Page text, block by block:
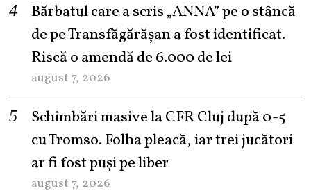
Bărbatul care a scris „ANNA” pe o stâncă
de pe Transfăgărășan a fost identificat.
Riscă o amendă de 6.000 de lei
august 7, 2026
Schimbări masive la CFR Cluj după 0-5
cu Tromso. Folha pleacă, iar trei jucători
ar fi fost puși pe liber
august 7, 2026